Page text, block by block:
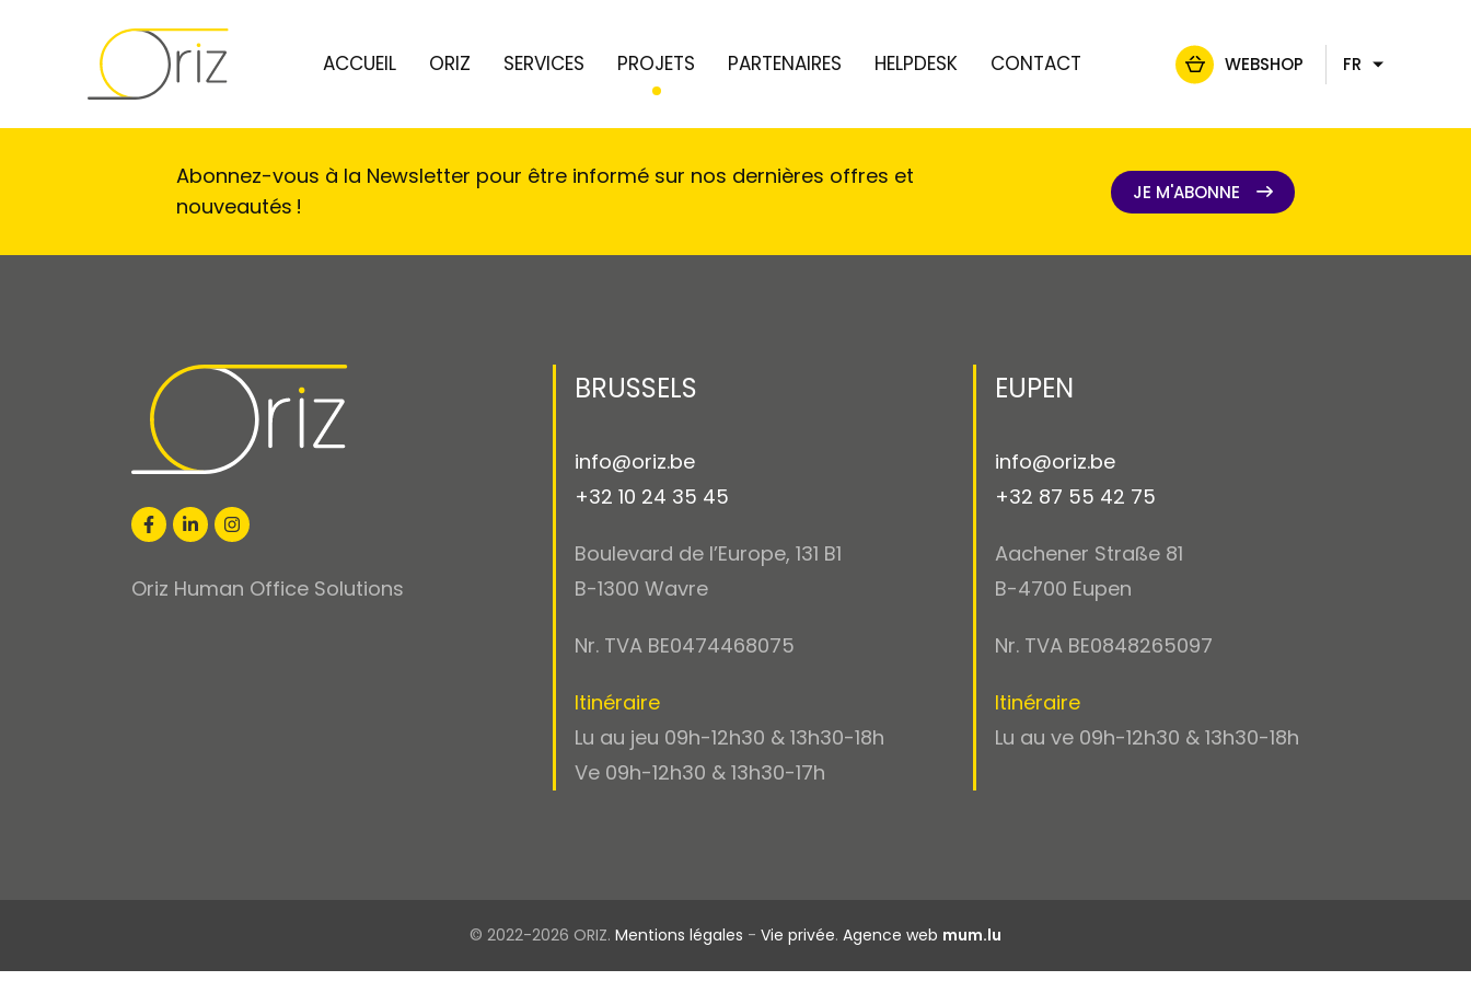
ACCUEIL ORIZ SERVICES PROJETS PARTENAIRES HELPDESK CONTACT WEBSHOP
FR
Abonnez-vous à la Newsletter pour être informé sur nos dernières offres et
nouveautés !
JE M'ABONNE
Oriz Human Office Solutions
BRUSSELS
info@oriz.be
+32 10 24 35 45
Boulevard de l’Europe, 131 B1
B-1300 Wavre
Nr. TVA BE0474468075
Itinéraire
Lu au jeu 09h-12h30 & 13h30-18h
Ve 09h-12h30 & 13h30-17h
EUPEN
info@oriz.be
+32 87 55 42 75
Aachener Straße 81
B-4700 Eupen
Nr. TVA BE0848265097
Itinéraire
Lu au ve 09h-12h30 & 13h30-18h
© 2022-2026 ORIZ. Mentions légales - Vie privée. Agence web mum.lu